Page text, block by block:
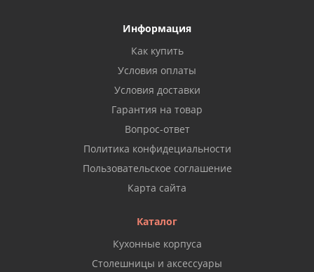
Информация
Как купить
Условия оплаты
Условия доставки
Гарантия на товар
Вопрос-ответ
Политика конфидециальности
Пользовательское соглашение
Карта сайта
Каталог
Кухонные корпуса
Столешницы и аксессуары